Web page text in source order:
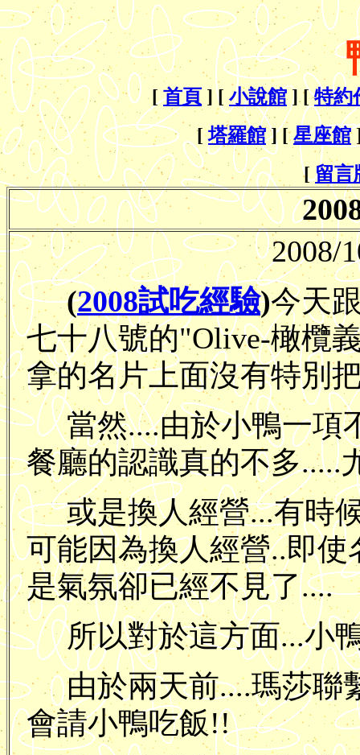
[首頁 ] [ 小說館] [特約
[塔羅館] [星座館
[留言
2008/
(2008試吃經驗)今天
七十八號的"Olive-橄欖
拿的名片上面沒有特別
當然....由於小鴨一項
餐廳的認識真的不多.....
或是換人經營...有時
可能因為換人經營..即
是氣氛卻已經不見了....
所以對於這方面...小
由於兩天前....瑪莎聯
會請小鴨吃飯!!